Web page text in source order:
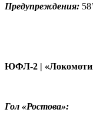
Предупреждения:
ЮФЛ-2 |
Гол «Ростова»: